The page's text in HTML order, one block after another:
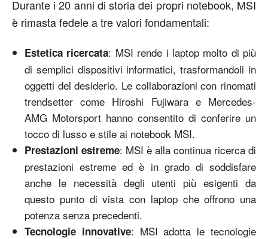
Durante i 20 anni di storia dei propri notebook, MSI
è rimasta fedele a tre valori fondamentali:
Estetica ricercata: MSI rende i laptop molto di più
di semplici dispositivi informatici, trasformandoli in
oggetti del desiderio. Le collaborazioni con rinomati
trendsetter come Hiroshi Fujiwara e Mercedes-
AMG Motorsport hanno consentito di conferire un
tocco di lusso e stile ai notebook MSI.
Prestazioni estreme: MSI è alla continua ricerca di
prestazioni estreme ed è in grado di soddisfare
anche le necessità degli utenti più esigenti da
questo punto di vista con laptop che offrono una
potenza senza precedenti.
Tecnologie innovative: MSI adotta le tecnologie